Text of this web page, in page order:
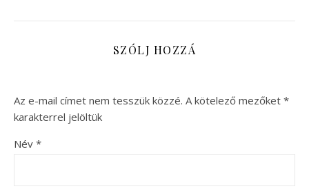
SZÓLJ HOZZÁ
Az e-mail címet nem tesszük közzé. A kötelező mezőket *
karakterrel jelöltük
Név *